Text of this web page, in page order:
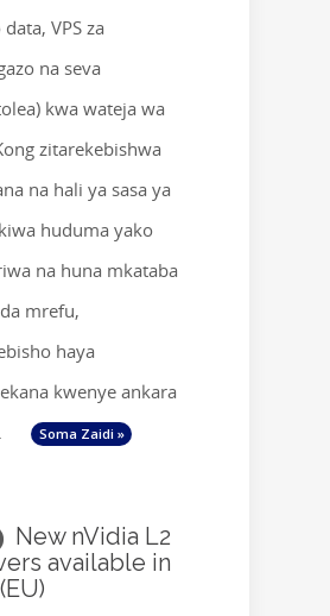
VPS za
na seva
kwa wateja wa
zitarekebishwa
na hali ya sasa ya
huduma yako
na huna mkataba
mrefu,
haya
kwenye ankara
Soma Zaidi »
New nVidia L2
available in